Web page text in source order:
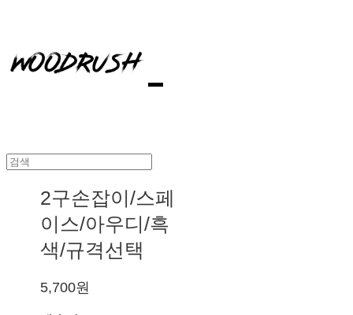
2구손잡이/스페
이스/아우디/흑
색/규격선택
5,700원